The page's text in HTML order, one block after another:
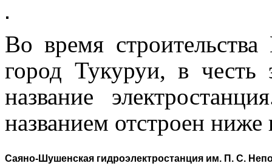
Во время
город Тукуруи, в честь
название
названием отстроен
Саяно-Шушенская гидроэлектростанция им. П. С.